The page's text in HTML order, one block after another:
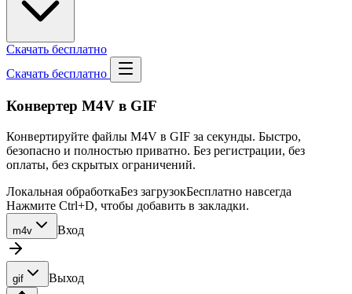
Скачать бесплатно
Скачать бесплатно
Конвертер M4V в GIF
Конвертируйте файлы M4V в GIF за секунды. Быстро,
безопасно и полностью приватно. Без регистрации, без
оплаты, без скрытых ограничений.
Локальная обработкаБез загрузокБесплатно навсегда
Нажмите Ctrl+D, чтобы добавить в закладки.
m4v Вход
gif Выход